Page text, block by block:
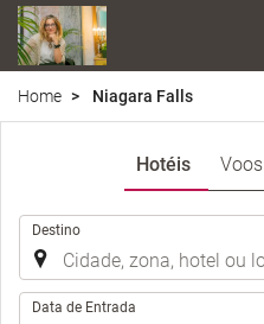
Home Niagara Falls
Hotéis Voos
Destino
Data de Entrada